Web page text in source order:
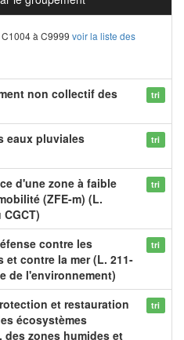
à C9999 voir la liste des
non collectif des
tri
eaux pluviales
tri
d'une zone à faible
(ZFE-m) (L.
tri
contre les
et contre la mer (L. 211-
de l'environnement)
tri
et restauration
écosystèmes
des zones humides et
tri